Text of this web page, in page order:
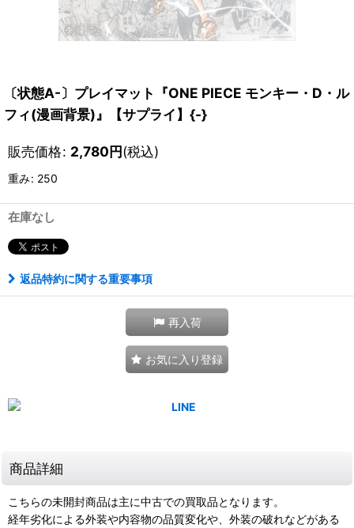
〔状態A-〕プレイマット『ONE PIECE モンキー・D・ル
フィ(漫画背景)』【サプライ】{-}
販売価格: 2,780円(税込)
重み: 250
在庫なし
返品特約に関する重要事項
再入荷
お気に入り登録
商品詳細
こちらの未開封商品は主に中古での買取品となります。
経年劣化による外装や内容物の品質変化や、外装の破れなどがある